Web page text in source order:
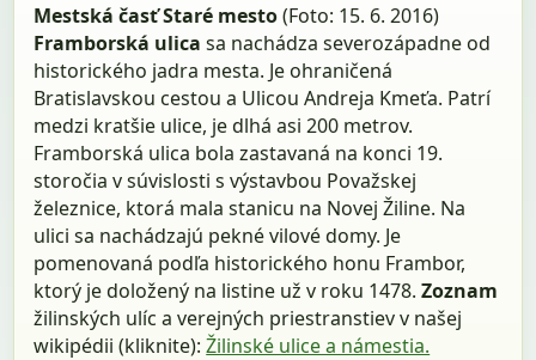
Mestská časť Staré mesto(Foto: 15. 6. 2016)
Framborská ulicasa nachádza severozápadne od
historického jadra mesta. Je ohraničená
Bratislavskou cestou a Ulicou Andreja Kmeťa. Patrí
medzi kratšie ulice, je dlhá asi 200 metrov.
Framborská ulica bola zastavaná na konci 19.
storočia v súvislosti s výstavbou Považskej
železnice, ktorá mala stanicu na Novej Žiline. Na
ulici sa nachádzajú pekné vilové domy. Je
pomenovaná podľa historického honu Frambor,
ktorý je doložený na listine už v roku 1478.Zoznam
žilinských ulíc a verejných priestranstiev v našej
wikipédii (kliknite):Žilinské ulice a námestia.